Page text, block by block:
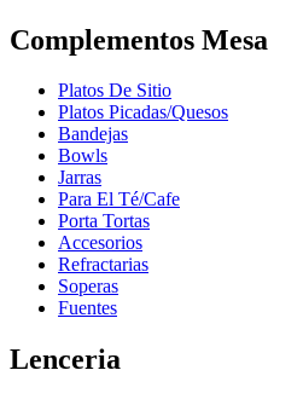
Complementos Mesa
Platos De Sitio
Platos Picadas/Quesos
Bandejas
Bowls
Jarras
Para El Té/Cafe
Porta Tortas
Accesorios
Refractarias
Soperas
Fuentes
Lenceria